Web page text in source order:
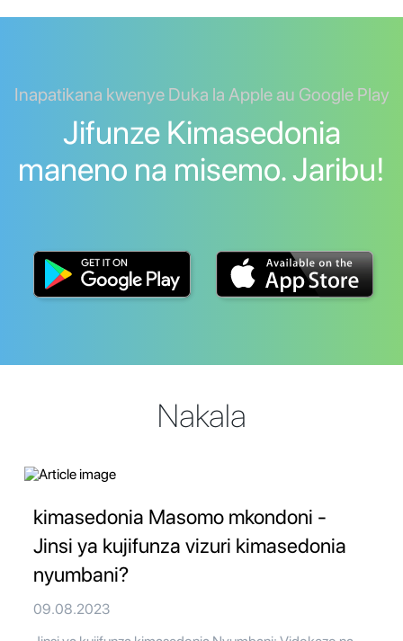
Inapatikana kwenye Duka la Apple au Google Play
Jifunze Kimasedonia
maneno na misemo. Jaribu!
Nakala
kimasedonia Masomo mkondoni -
Jinsi ya kujifunza vizuri kimasedonia
nyumbani?
09.08.2023